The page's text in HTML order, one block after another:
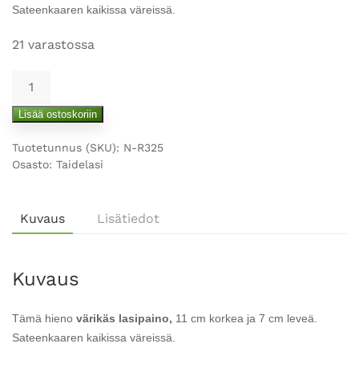
Sateenkaaren kaikissa väreissä.
21 varastossa
Lisää ostoskoriin
Tuotetunnus (SKU): N-R325
Osasto: Taidelasi
Kuvaus Lisätiedot
Kuvaus
Tämä hieno värikäs lasipaino, 11 cm korkea ja 7 cm leveä.
Sateenkaaren kaikissa väreissä.